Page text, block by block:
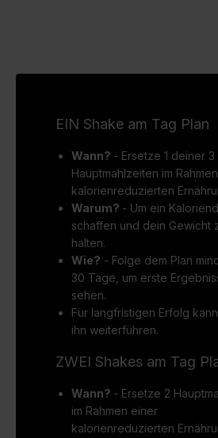
EIN Shake am Tag Plan
Wann? - Ersetze 1 deiner 3
Hauptmahlzeiten im
kalorienreduzierten
Warum? - Um ein
schaffen und dein Gewicht
halten.
Wie? - Folge dem Plan
30 Tage, um erste
sehen.
Für langfristigen Erfolg
ihn weiterführen.
ZWEI Shakes am Tag
Wann? - Ersetze 2
im Rahmen einer
kalorienreduzierten